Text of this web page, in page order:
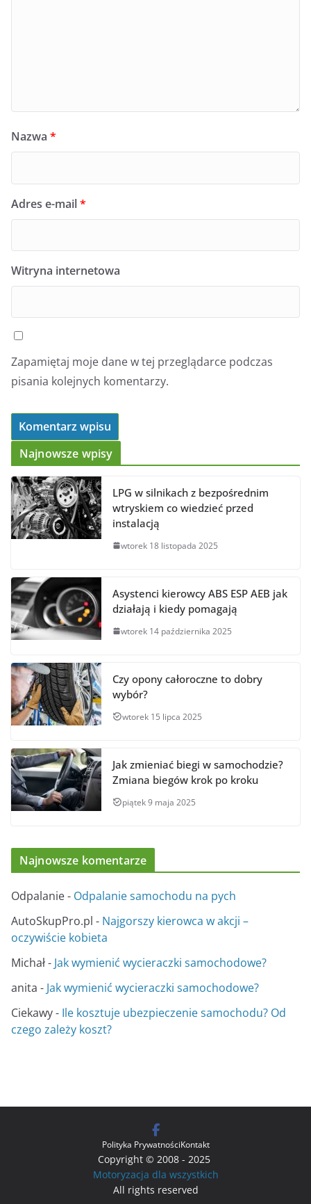
Nazwa *
Adres e-mail*
Witryna internetowa
Zapamiętaj moje dane w tej przeglądarce podczas
pisania kolejnych komentarzy.
Najnowsze wpisy
LPG w silnikach z bezpośrednim
wtryskiem co wiedzieć przed
instalacją
wtorek 18 listopada 2025
Asystenci kierowcy ABS ESP AEB jak
działają i kiedy pomagają
wtorek 14 października 2025
Czy opony całoroczne to dobry
wybór?
wtorek 15 lipca 2025
Jak zmieniać biegi w samochodzie?
Zmiana biegów krok po kroku
piątek 9 maja 2025
Najnowsze komentarze
Odpalanie- Odpalanie samochodu na pych
AutoSkupPro.pl - Najgorszy kierowca w akcji –
oczywiście kobieta
Michał- Jak wymienić wycieraczki samochodowe?
anita - Jak wymienić wycieraczki samochodowe?
Ciekawy- Ile kosztuje ubezpieczenie samochodu? Od
czego zależy koszt?
Polityka PrywatnościKontakt
Copyright © 2008 - 2025
Motoryzacja dla wszystkich
All rights reserved